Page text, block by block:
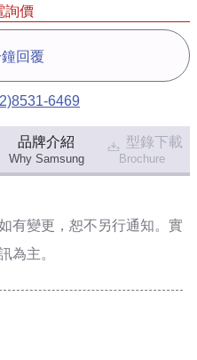
詢價
回覆
6469
品牌介紹
Why Samsung
型錄下載
Brochure
有變更，恕不另行通知。實
為主。